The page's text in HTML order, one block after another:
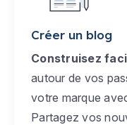
Créer un blog
Construisez
autour de vos
votre marque
Partagez vos